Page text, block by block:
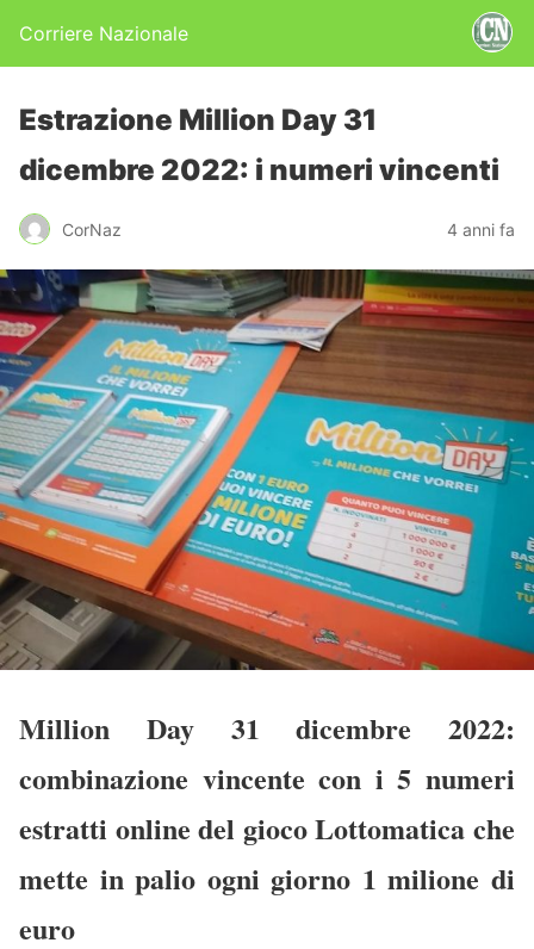
Corriere Nazionale
Estrazione Million Day 31
dicembre 2022: i numeri vincenti
CorNaz 4 anni fa
Million Day 31 dicembre 2022:
combinazione vincente con i 5 numeri
estratti online del gioco Lottomatica che
mette in palio ogni giorno 1 milione di
euro